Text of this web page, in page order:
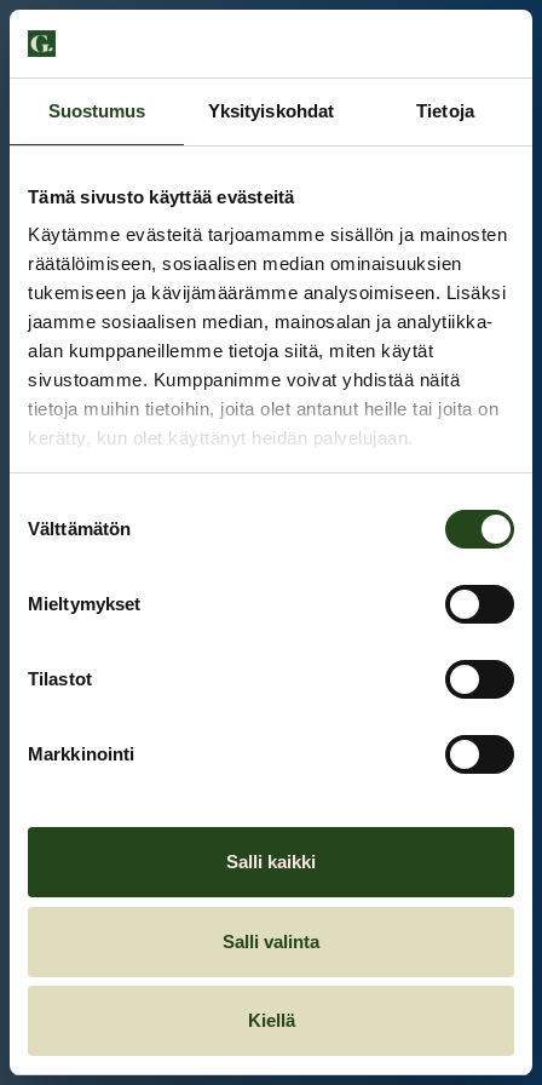
Suostumus Yksityiskohdat Tietoja
Tämä sivusto käyttää evästeitä
Käytämme evästeitä tarjoamamme sisällön ja mainosten
räätälöimiseen, sosiaalisen median ominaisuuksien
tukemiseen ja kävijämäärämme analysoimiseen. Lisäksi
jaamme sosiaalisen median, mainosalan ja analytiikka-
alan kumppaneillemme tietoja siitä, miten käytät
sivustoamme. Kumppanimme voivat yhdistää näitä
tietoja muihin tietoihin, joita olet antanut heille tai joita on
kerätty, kun olet käyttänyt heidän palvelujaan.
valinta
Välttämätön
Mieltymykset
Tilastot
Markkinointi
Salli kaikki
Salli valinta
Kiellä
Kauppakeskus Grani
Et ole kirjautunut sisään.